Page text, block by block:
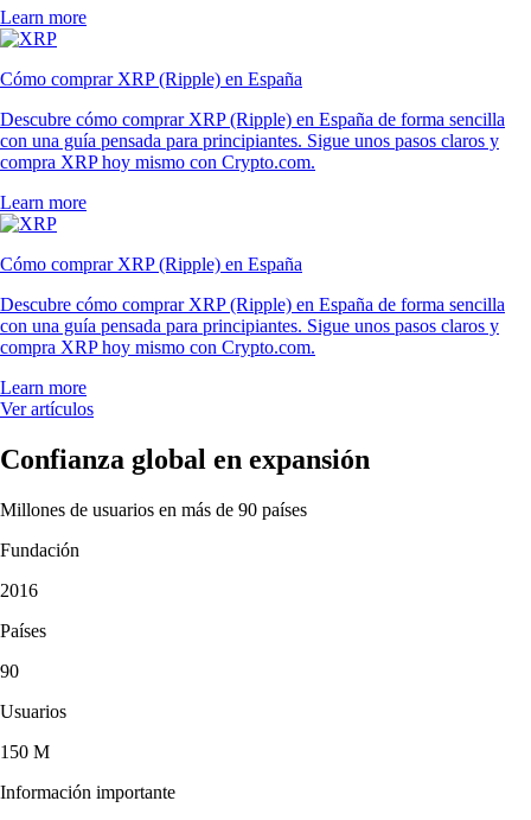
Learn more
Cómo comprar XRP (Ripple) en España
Descubre cómo comprar XRP (Ripple) en España de forma sencilla
con una guía pensada para principiantes. Sigue unos pasos claros y
compra XRP hoy mismo con Crypto.com.
Learn more
Cómo comprar XRP (Ripple) en España
Descubre cómo comprar XRP (Ripple) en España de forma sencilla
con una guía pensada para principiantes. Sigue unos pasos claros y
compra XRP hoy mismo con Crypto.com.
Learn more
Ver artículos
Confianza global en expansión
Millones de usuarios en más de 90 países
Fundación
2016
Países
90
Usuarios
150 M
Información importante